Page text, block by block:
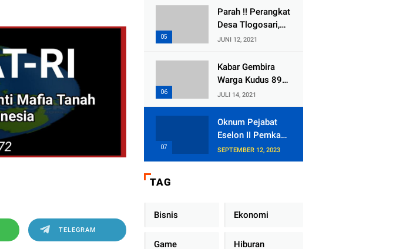
TELEGRAM
Selewengkan
Bantuan Mushola
Bersedia Bugil
Parah !! Perangkat
Desa Tlogosari,
Kecamatan
Embat Dana Bedah
Rumah dari
JUNI 12, 2021
Kabar Gembira
Warga Kudus 89
Persen RT di
Kudus Zona Hijau
JULI 14, 2021
Oknum Pejabat
Eselon II Pemkab
Lampung Utara
Asik Ngobrol
Dinas
SEPTEMBER 12, 2023
TAG
Bisnis Ekonomi
Game Hiburan